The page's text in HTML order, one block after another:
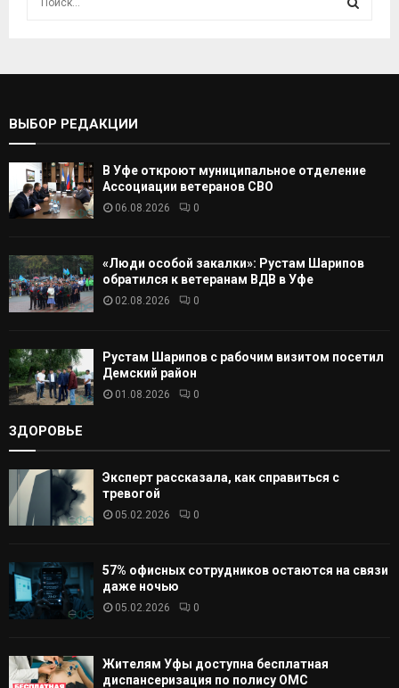
С
А
ВЫБОР РЕДАКЦИИ
В Уфе откроют муниципальное отделение
Ассоциации ветеранов СВО
06.08.2026 0
«Люди особой закалки»: Рустам Шарипов
обратился к ветеранам ВДВ в Уфе
02.08.2026 0
Рустам Шарипов с рабочим визитом посетил
Демский район
01.08.2026 0
ЗДОРОВЬЕ
Эксперт рассказала, как справиться с
тревогой
05.02.2026 0
57% офисных сотрудников остаются на связи
даже ночью
05.02.2026 0
Жителям Уфы доступна бесплатная
диспансеризация по полису ОМС